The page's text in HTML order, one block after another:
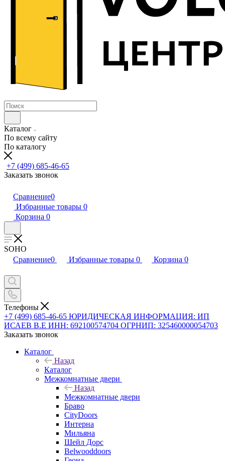
Каталог
По всему сайту
По каталогу
+7 (499) 685-46-65
Заказать звонок
Сравнение0
Избранные товары 0
Корзина 0
SOHO
Сравнение0 Избранные товары 0 Корзина 0
Телефоны
+7 (499) 685-46-65 ЮРИДИЧЕСКАЯ ИНФОРМАЦИЯ: ИП
ИСАЕВ В.Е ИНН: 692100574704 ОГРНИП: 325460000054703
Заказать звонок
Каталог
Назад
Каталог
Межкомнатные двери
Назад
Межкомнатные двери
Браво
CityDoors
Интерна
Мильяна
Шейл Дорс
Belwooddoors